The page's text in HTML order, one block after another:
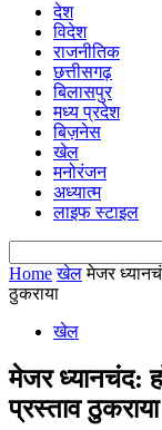
देश
विदेश
राजनीतिक
छत्तीसगढ़
बिलासपुर
मध्य प्रदेश
बिज़नेस
खेल
मनोरंजन
अध्यात्म
लाइफ स्टाइल
Home खेल मेजर
ठुकराया
खेल
मेजर ध्यानचंद:
प्रस्ताव ठुकराया